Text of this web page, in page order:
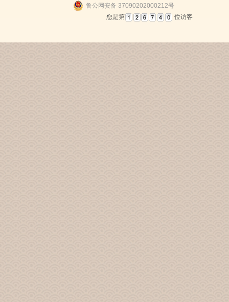
鲁公网安备 37090202000212号
您是第
位访客